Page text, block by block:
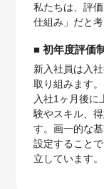
私たちは、評
仕組み」だと考
■ 初年度評価
新入社員は入
取り組みます。
入社1ヶ月後に
験やスキル、
す。画一的な
設定すること
立しています。